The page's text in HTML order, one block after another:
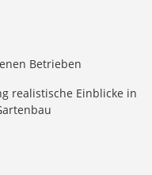
realistische Einblicke in